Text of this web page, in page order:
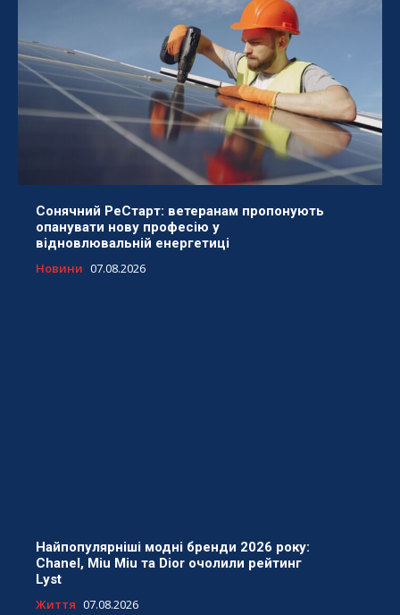
Сонячний РеСтарт: ветеранам пропонують
опанувати нову професію у
відновлювальній енергетиці
Новини 07.08.2026
Найпопулярніші модні бренди 2026 року:
Chanel, Miu Miu та Dior очолили рейтинг
Lyst
Життя 07.08.2026